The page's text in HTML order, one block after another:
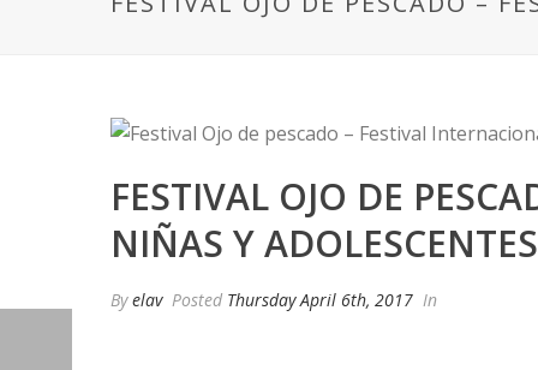
FESTIVAL OJO DE
NIÑAS Y ADOLESCENTES
Byelav Posted Thursday April 6th, 2017 In